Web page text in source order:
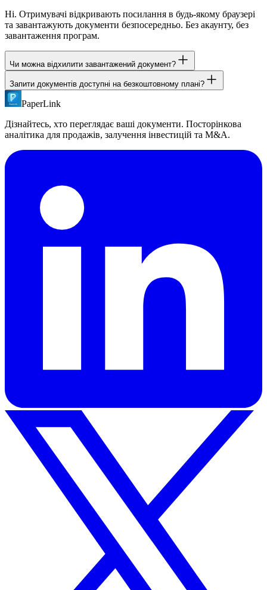
Ні. Отримувачі відкривають посилання в будь-якому браузері
та завантажують документи безпосередньо. Без акаунту, без
завантаження програм.
Чи можна відхилити завантажений документ?
Так. Позначте будь-який завантажений пункт як Відхилено.
Отримувач може завантажити виправлену версію.
Запити документів доступні на безкоштовному плані?
Так. Запити документів доступні на всіх планах.
PaperLink
Дізнайтесь, хто переглядає ваші документи. Посторінкова
аналітика для продажів, залучення інвестицій та M&A.